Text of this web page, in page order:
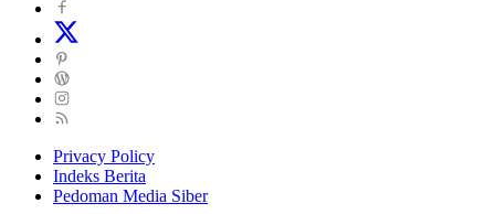
Privacy Policy
Indeks Berita
Pedoman Media Siber